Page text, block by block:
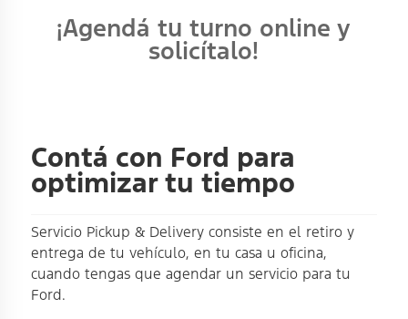
¡Agendá tu turno online y
solicítalo!
Contá con Ford para
optimizar tu tiempo
Servicio Pickup & Delivery consiste en el retiro y
entrega de tu vehículo, en tu casa u oficina,
cuando tengas que agendar un servicio para tu
Ford.